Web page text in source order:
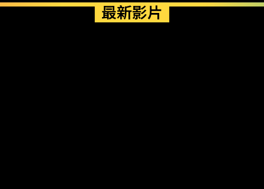
最新影片